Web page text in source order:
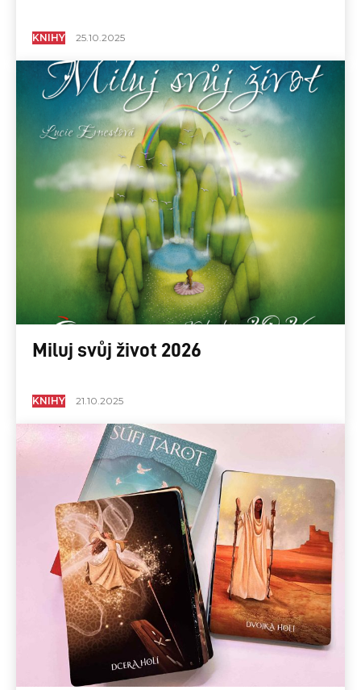
KNIHY 25.10.2025
Miluj svůj život 2026
KNIHY 21.10.2025